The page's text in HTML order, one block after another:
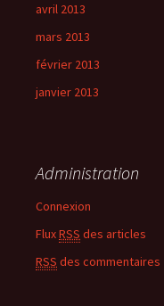
avril 2013
mars 2013
février 2013
janvier 2013
Administration
Connexion
FluxRSS des articles
RSS des commentaires